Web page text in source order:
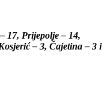
17, Prijepolje – 14,
– 3, Čajetina – 3 i